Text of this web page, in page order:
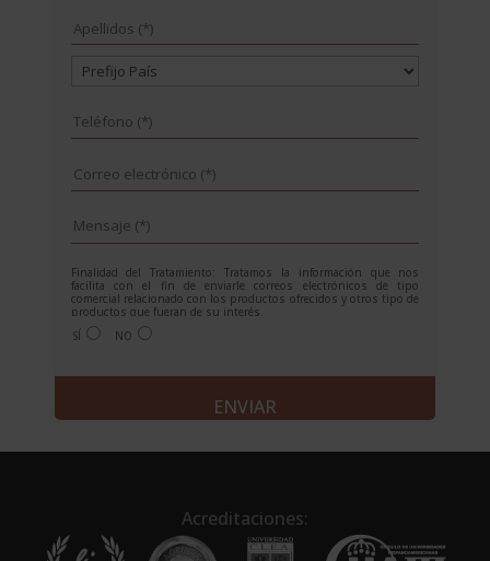
Finalidad del Tratamiento: Tratamos la información que nos
facilita con el fin de enviarle correos electrónicos de tipo
comercial relacionado con los productos ofrecidos y otros tipo de
productos que fueran de su interés.
Legitimación del tratamiento: Consentimiento del interesado.
Derechos: Puede ejercitar sus derechos identificándose
Para más información consulte nuestra Política de Privacidad.
SÍ NO
l
a
Acreditaciones: